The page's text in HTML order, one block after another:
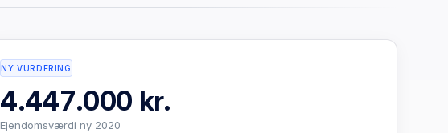
NY VURDERING
4.447.000 kr.
Ejendomsværdi ny 2020